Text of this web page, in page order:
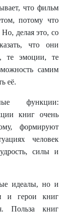
что фильм
потому что
делая это, со
что они
те эмоции, те
самим
её.
функции:
книг очень
формируют
человек
силы и
идеалы, но и
и герои книг
Польза книг